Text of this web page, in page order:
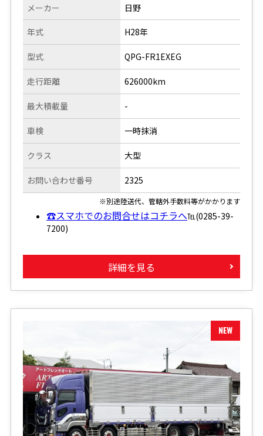
メーカー
年式
型式
走行距離
日野
H28年
QPG-FR1EXEG
626000km
最大積載量
車検
クラス
お問い合わせ番号
-
一時抹消
大型
2325
※別途陸送代、管轄外手数料等がかかります
☎スマホでのお問合せはコチラへ℡(0285-39-
7200)
詳細を見る